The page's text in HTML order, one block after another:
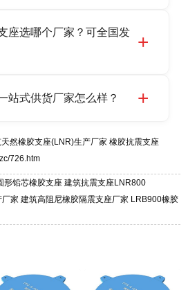
，地址迎宾大街 9
地迎宾大街 9 号，是专业隔震
产 LRB 铅芯、LNR 天然、
座选哪个厂家？可全国发
震工程，实体工厂现货充足，
，地址：衡水高新
站式供货厂家怎么样？
，拥有多年行业生产经验，国标
HDR/FPS 全系列支座，资
，提供选型、深化、供货、安
，厂址衡水高新区北方工业基地
然橡胶支座(LNR)生产厂家 橡胶抗震支座
726.htm
形铅芯橡胶支座 建筑抗震支座LNR800
家 建筑高阻尼橡胶隔震支座厂家 LRB900橡胶